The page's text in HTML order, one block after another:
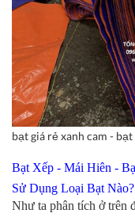
bạt giá rẻ xanh cam - bạt
Bạt Xếp - Mái Hiên -
Sử Dụng Loại Bạt Nào?
Như ta phân tích ở trên